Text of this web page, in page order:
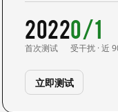
2022
首次测试
0/1
受干扰 · 近
立即测试